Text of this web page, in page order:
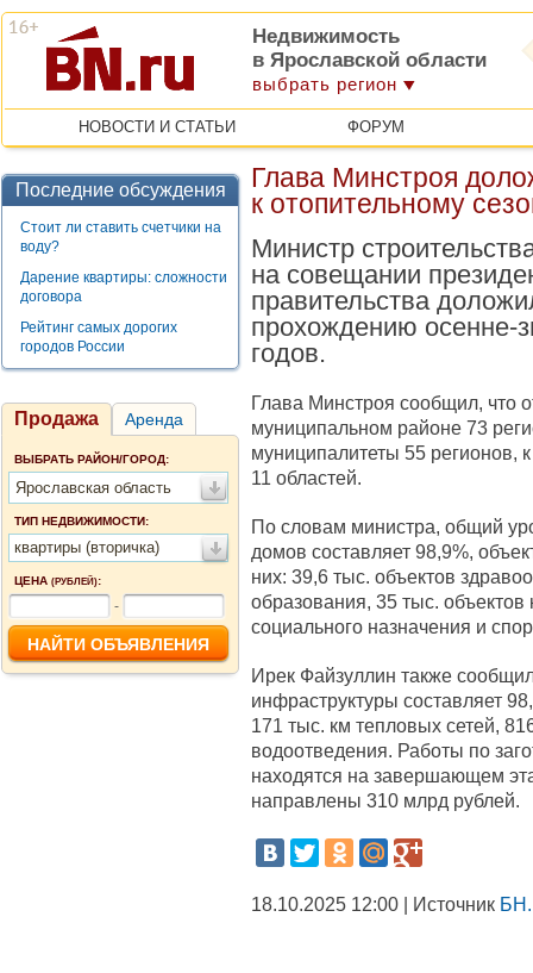
Недвижимость
в Ярославской области
выбрать регион
НОВОСТИ И СТАТЬИ ФОРУМ
Последние обсуждения
Стоит ли ставить счетчики на
воду?
Дарение квартиры: сложности
договора
Рейтинг самых дорогих
городов России
Продажа Аренда
ВЫБРАТЬ РАЙОН/ГОРОД:
Ярославская область
ТИП НЕДВИЖИМОСТИ:
квартиры (вторичка)
ЦЕНА (РУБЛЕЙ):
-
Глава Минстроя
к отопительному
Министр
на совещании
правительства
прохождению осенне-
годов.
Глава Минстроя сообщил, что
муниципальном районе 73
муниципалитеты 55 регионов,
11 областей.
По словам министра, общий
домов составляет 98,9%,
них: 39,6 тыс. объектов
образования, 35 тыс. объектов
социального назначения и
Ирек Файзуллин также
инфраструктуры составляет
171 тыс. км тепловых сетей,
водоотведения. Работы по
находятся на завершающем
направлены 310 млрд рублей.
18.10.2025 12:00 | Источник